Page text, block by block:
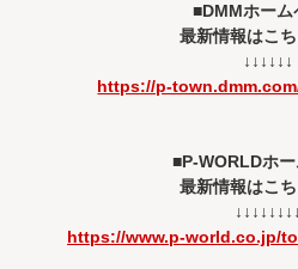
■DMMホーム
最新情報はこ
↓↓↓↓↓↓
https://p-
■P-WORLDホ
最新情報はこ
↓↓↓↓↓↓↓↓
https://www.p-world.co.jp/